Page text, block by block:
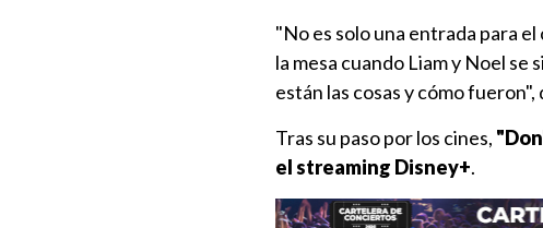
"No es solo una entrada para
la mesa cuando Liam y Noel
están las cosas y cómo
Tras su paso por los cines,
el streaming Disney+.